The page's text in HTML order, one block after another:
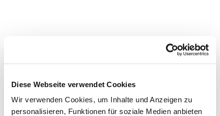
Diese Webseite verwendet Cookies
Wir verwenden Cookies, um Inhalte und Anzeigen zu
personalisieren, Funktionen für soziale Medien anbieten